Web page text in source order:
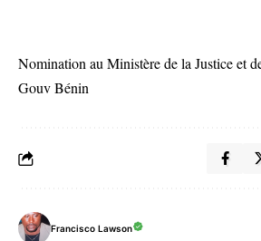
Nomination au Ministère de la Justice et
Gouv Bénin
Francisco Lawson